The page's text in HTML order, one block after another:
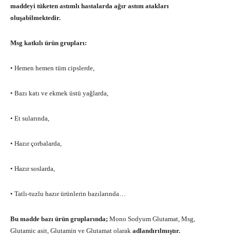
maddeyi tüketen astımlı hastalarda ağır astım atakları
oluşabilmektedir.
Msg katkılı ürün grupları:
• Hemen hemen tüm cipslerde,
• Bazı katı ve ekmek üstü yağlarda,
• Et sularında,
• Hazır çorbalarda,
• Hazır soslarda,
• Tatlı-tuzlu hazır ürünlerin bazılarında…
Bu madde bazı ürün gruplarında; Mono Sodyum Glutamat, Msg,
Glutamic asit, Glutamin ve Glutamat olarak adlandırılmıştır.